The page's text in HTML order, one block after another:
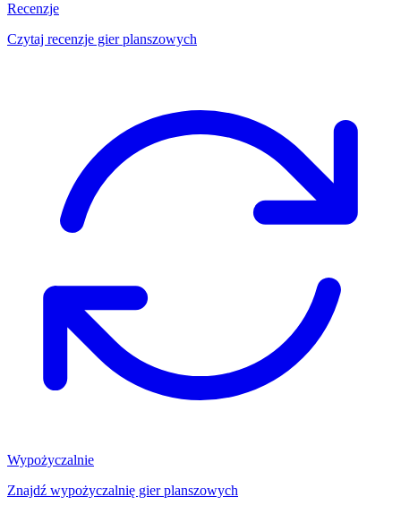
Recenzje
Czytaj recenzje gier planszowych
Wypożyczalnie
Znajdź wypożyczalnię gier planszowych